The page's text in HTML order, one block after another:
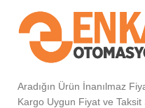
Aradığın Ürün İnanılmaz
Kargo Uygun Fiyat ve Taksit